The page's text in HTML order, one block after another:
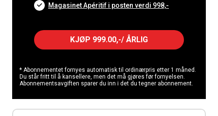
Magasinet Apéritif i posten verdi 998,-
KJØP 999.00,-/ ÅRLIG
* Abonnementet fornyes automatisk til ordinærpris etter 1 måned.
Du står fritt til å kansellere, men det må gjøres før fornyelsen.
Abonnementsavgiften sparer du inn i det du tegner abonnement.